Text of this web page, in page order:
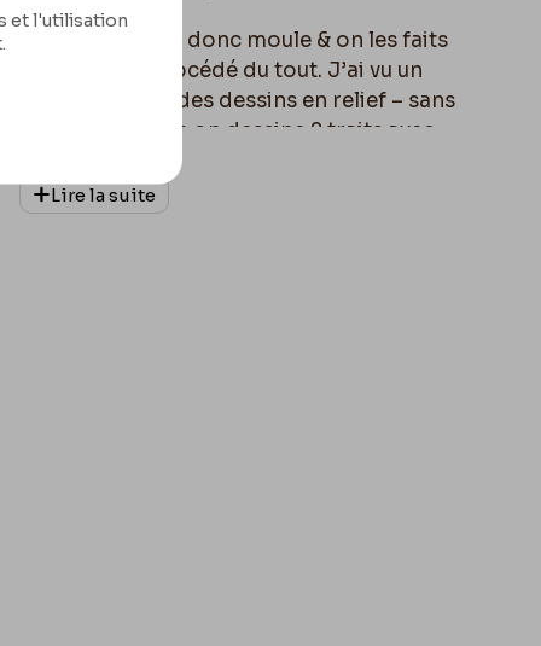
en platre, il y a donc moule & on les faits
doute pas du procédé du tout. J’ai vu un
où on obtenait des dessins en relief – sans
du mercure on dessine 2 traits avec
mercure & cela se bombe puis on moule :
Lire la suite
et l'utilisation